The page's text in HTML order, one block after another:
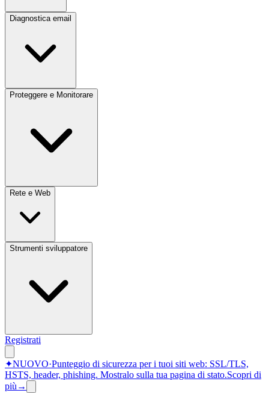
Diagnostica email
Proteggere e Monitorare
Rete e Web
Strumenti sviluppatore
Registrati
✦NUOVO·Punteggio di sicurezza per i tuoi siti web: SSL/TLS,
HSTS, header, phishing. Mostralo sulla tua pagina di stato.Scopri di
più →